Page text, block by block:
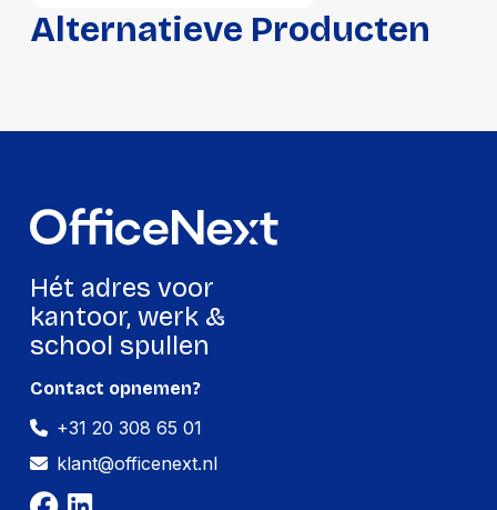
Alternatieve Producten
Hét adres voor
kantoor, werk &
school spullen
Contact opnemen?
+31 20 308 65 01
klant@officenext.nl